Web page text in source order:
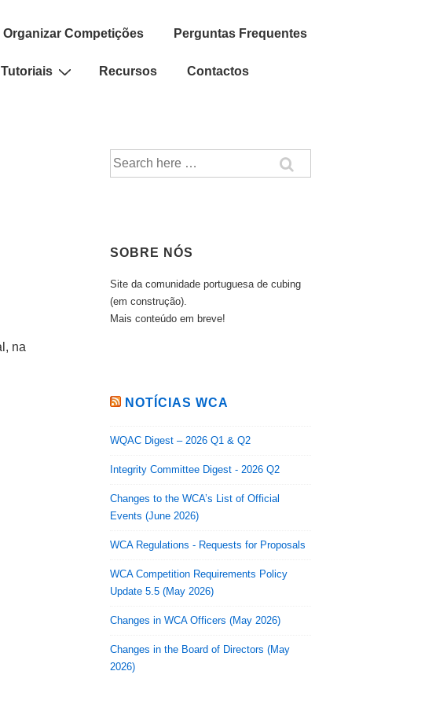
Organizar Competições Perguntas Frequentes
Recursos Contactos
na
Pesquisar
por:
SOBRE NÓS
Site da comunidade portuguesa de cubing
(em construção).
Mais conteúdo em breve!
NOTÍCIAS WCA
WQAC Digest – 2026 Q1 & Q2
Integrity Committee Digest - 2026 Q2
Changes to the WCA’s List of Official
Events (June 2026)
WCA Regulations - Requests for Proposals
WCA Competition Requirements Policy
Update 5.5 (May 2026)
Changes in WCA Officers (May 2026)
Changes in the Board of Directors (May
2026)